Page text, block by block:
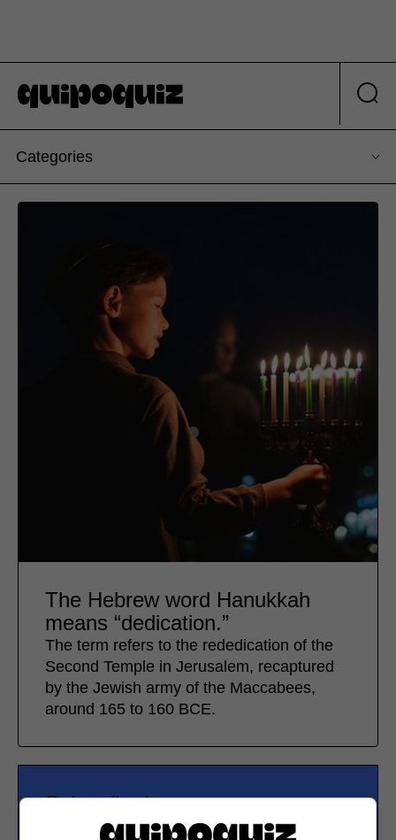
Categories
The Hebrew word Hanukkah
means “dedication.”
The term refers to the rededication of the
Second Temple in Jerusalem, recaptured
by the Jewish army of the Maccabees,
around 165 to 160 BCE.
Subscribe to our
newsletter